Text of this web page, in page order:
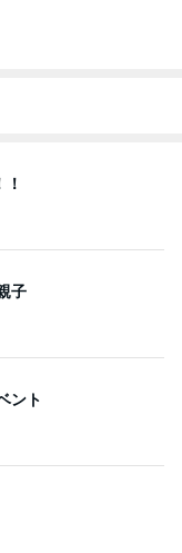
子
ント